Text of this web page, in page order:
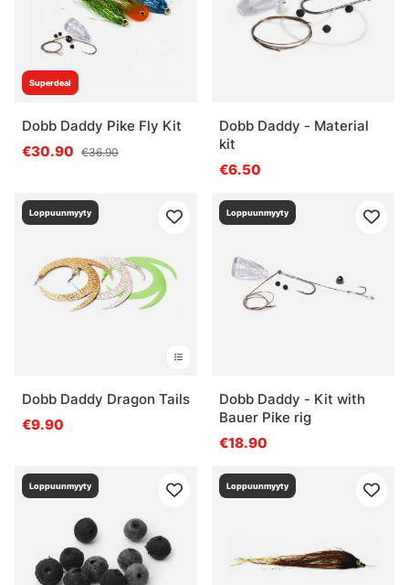
Superdeal
Dobb Daddy Pike Fly Kit
€30.90 €36.90
Dobb Daddy - Material
kit
€6.50
Loppuunmyyty
Dobb Daddy Dragon Tails
€9.90
Loppuunmyyty
Dobb Daddy - Kit with
Bauer Pike rig
€18.90
Loppuunmyyty Loppuunmyyty